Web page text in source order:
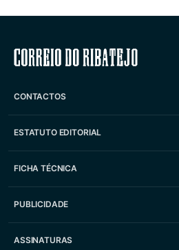
Correio do
CONTACTOS
ESTATUTO EDITORIAL
FICHA TÉCNICA
PUBLICIDADE
ASSINATURAS